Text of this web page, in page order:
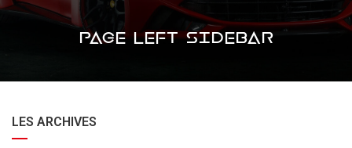
PAGE LEFT SIDEBAR
LES ARCHIVES